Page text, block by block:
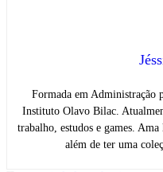
Formada em Administração
Instituto Olavo Bilac.
trabalho, estudos e games.
além de ter uma